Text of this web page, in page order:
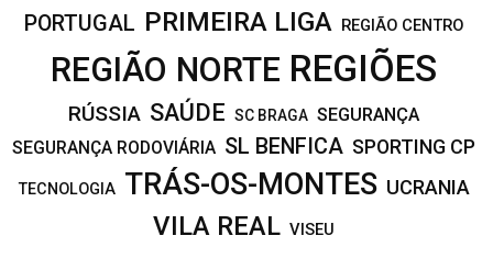
PORTUGAL PRIMEIRA LIGA REGIÃO CENTRO
REGIÃO NORTE REGIÕES
RÚSSIA SAÚDE SC BRAGA SEGURANÇA
SEGURANÇA RODOVIÁRIA SL BENFICA SPORTING CP
TECNOLOGIA TRÁS-OS-MONTES UCRANIA
VILA REAL VISEU